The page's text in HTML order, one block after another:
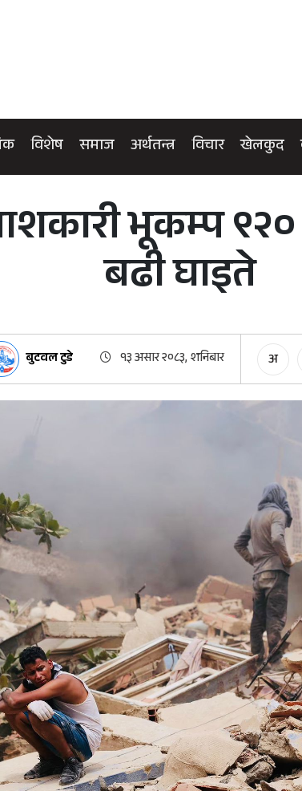
विशेष समाज अर्थतन्त्र विचार खेलकुद
भूकम्प
बढी घाइते
बुटवल टुडे १३ असार २०८३, शनिबार अ